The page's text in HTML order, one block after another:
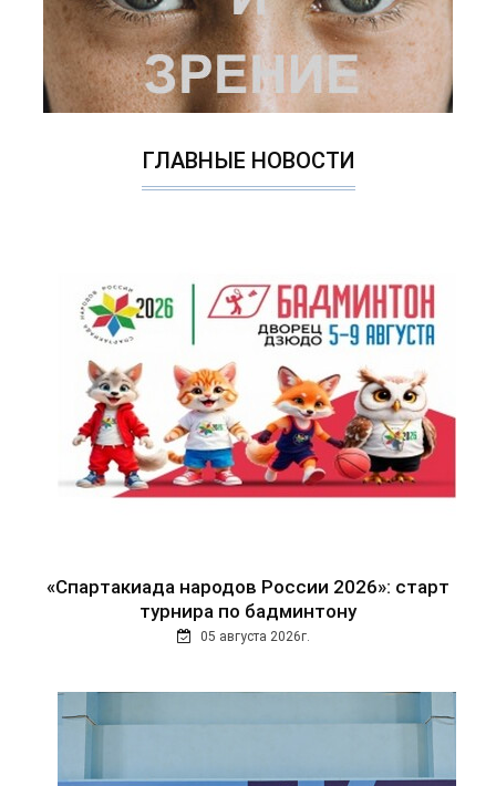
ГЛАВНЫЕ НОВОСТИ
«Спартакиада народов России 2026»: старт
турнира по бадминтону
05 августа 2026г.